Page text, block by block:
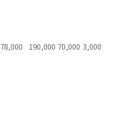
78,000 190,000 70,000 3,000